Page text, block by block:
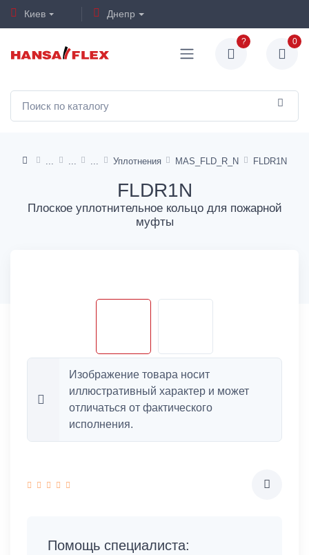
Киев Днепр
? 0
Уплотнения MAS_FLD_R_N FLDR1N
FLDR1N
Плоское уплотнительное кольцо для пожарной
муфты
Изображение товара носит
иллюстративный характер и может
отличаться от фактического
исполнения.
Помощь специалиста: